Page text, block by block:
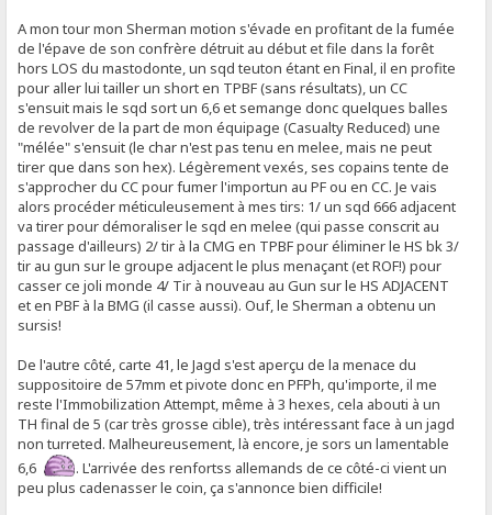
A mon tour mon Sherman motion s'évade en profitant de la fumée
de l'épave de son confrère détruit au début et file dans la forêt
hors LOS du mastodonte, un sqd teuton étant en Final, il en profite
pour aller lui tailler un short en TPBF (sans résultats), un CC
s'ensuit mais le sqd sort un 6,6 et semange donc quelques balles
de revolver de la part de mon équipage (Casualty Reduced) une
"mélée" s'ensuit (le char n'est pas tenu en melee, mais ne peut
tirer que dans son hex). Légèrement vexés, ses copains tente de
s'approcher du CC pour fumer l'importun au PF ou en CC. Je vais
alors procéder méticuleusement à mes tirs: 1/ un sqd 666 adjacent
va tirer pour démoraliser le sqd en melee (qui passe conscrit au
passage d'ailleurs) 2/ tir à la CMG en TPBF pour éliminer le HS bk 3/
tir au gun sur le groupe adjacent le plus menaçant (et ROF!) pour
casser ce joli monde 4/ Tir à nouveau au Gun sur le HS ADJACENT
et en PBF à la BMG (il casse aussi). Ouf, le Sherman a obtenu un
sursis!
De l'autre côté, carte 41, le Jagd s'est aperçu de la menace du
suppositoire de 57mm et pivote donc en PFPh, qu'importe, il me
reste l'Immobilization Attempt, même à 3 hexes, cela abouti à un
TH final de 5 (car très grosse cible), très intéressant face à un jagd
non turreted. Malheureusement, là encore, je sors un lamentable
6,6
. L'arrivée des renfortss allemands de ce côté-ci vient un
peu plus cadenasser le coin, ça s'annonce bien difficile!